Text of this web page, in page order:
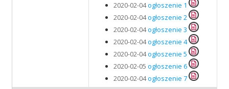
2020-02-04ogłoszenie 1
2020-02-04ogłoszenie 2
2020-02-04ogłoszenie 3
2020-02-04ogłoszenie 4
2020-02-04ogłoszenie 5
2020-02-05 ogłoszenie 6
2020-02-04ogłoszenie 7